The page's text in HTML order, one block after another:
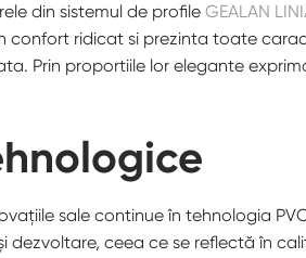
din sistemul de profile GEALAN
confort ridicat si prezinta toate
Prin proportiile lor elegante
sale continue în tehnologia
dezvoltare, ceea ce se reflectă în